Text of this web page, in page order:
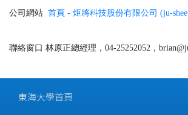
公司網站 首頁 - 炬將科技股份有限公司 (ju-
聯絡窗口 林原正總經理，04-25252052，
東海大學首頁